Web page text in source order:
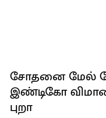
சோதனை மேல்
இண்டிகோ
புறா